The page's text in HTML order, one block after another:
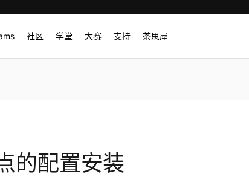
社区 学堂 大赛 支持 茶思屋
的配置安装